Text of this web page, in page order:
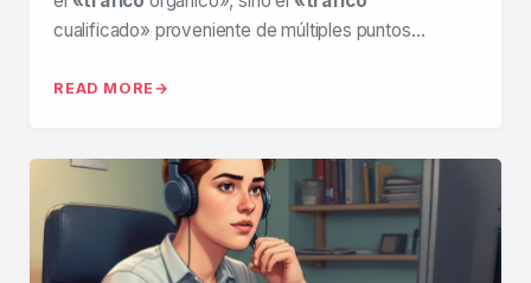
cualificado» proveniente de múltiples puntos…
READ MORE